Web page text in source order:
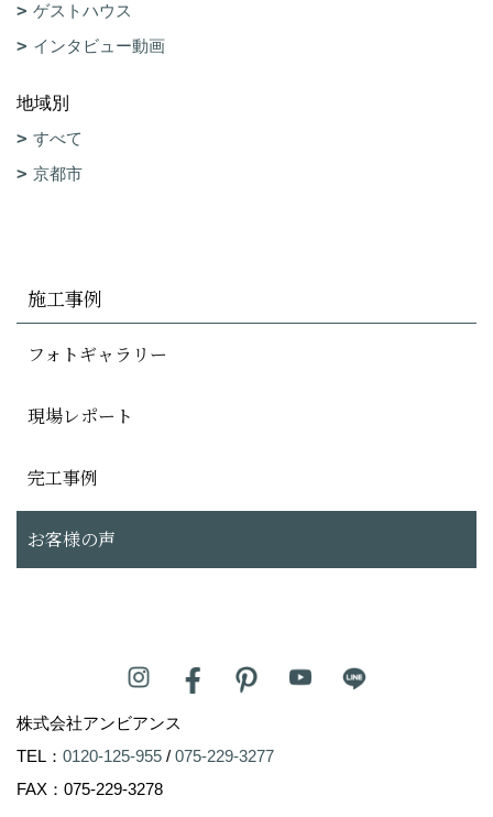
ゲストハウス
インタビュー動画
地域別
すべて
京都市
施工事例
フォトギャラリー
現場レポート
完工事例
お客様の声
株式会社アンビアンス
TEL： 0120-125-955 / 075-229-3277
FAX：075-229-3278